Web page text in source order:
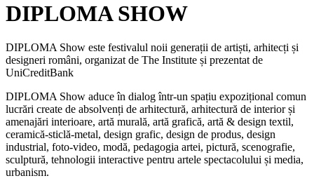
DIPLOMA SHOW
DIPLOMA Show este festivalul noii generații de artiști, arhitecți și
designeri români, organizat de The Institute și prezentat de
UniCreditBank
DIPLOMA Show aduce în dialog într-un spațiu expozițional comun
lucrări create de absolvenți de arhitectură, arhitectură de interior și
amenajări interioare, artă murală, artă grafică, artă & design textil,
ceramică-sticlă-metal, design grafic, design de produs, design
industrial, foto-video, modă, pedagogia artei, pictură, scenografie,
sculptură, tehnologii interactive pentru artele spectacolului și media,
urbanism.